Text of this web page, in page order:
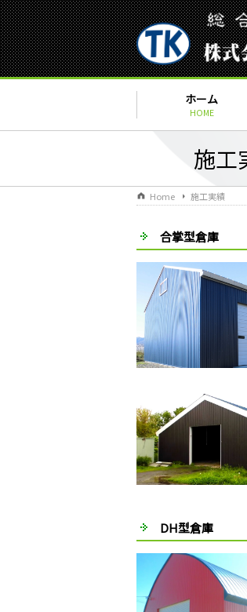
ホーム
HOME
施工
Home 施工実績
合掌型倉庫
DH型倉庫